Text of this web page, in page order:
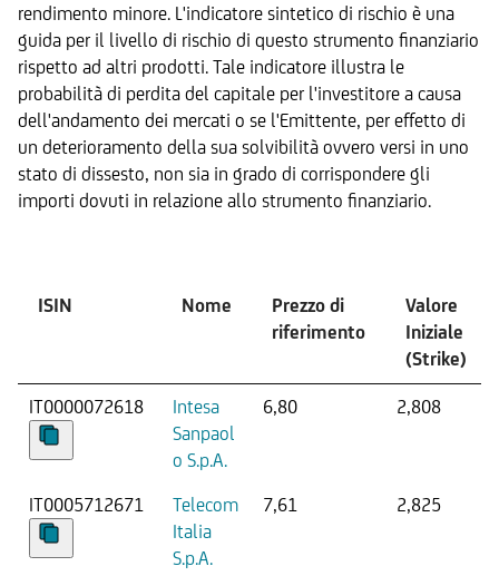
rendimento minore. L'indicatore sintetico di rischio è una
guida per il livello di rischio di questo strumento finanziario
rispetto ad altri prodotti. Tale indicatore illustra le
probabilità di perdita del capitale per l'investitore a causa
dell'andamento dei mercati o se l'Emittente, per effetto di
un deterioramento della sua solvibilità ovvero versi in uno
stato di dissesto, non sia in grado di corrispondere gli
importi dovuti in relazione allo strumento finanziario.
ISIN Nome
Prezzo di
riferimento
Valore
Iniziale
(Strike)
IT0000072618
Intesa
Sanpaol
o S.p.A.
6,80 2,808
IT0005712671
Telecom
Italia
S.p.A.
7,61 2,825